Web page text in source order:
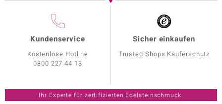
Kundenservice
Kostenlose Hotline
0800 227 44 13
Sicher einkaufen
Trusted Shops Käuferschutz
Ihr Experte für zertifizierten Edelsteinschmuck.